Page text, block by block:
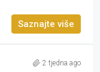
Saznajte više
2 tjedna ago